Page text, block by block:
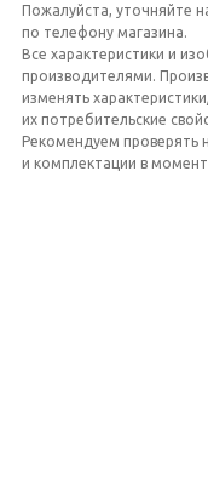
Пожалуйста, уточняйте
по телефону магазина.
Все характеристики и
производителями.
изменять
их потребительские
Рекомендуем проверять
и комплектации в